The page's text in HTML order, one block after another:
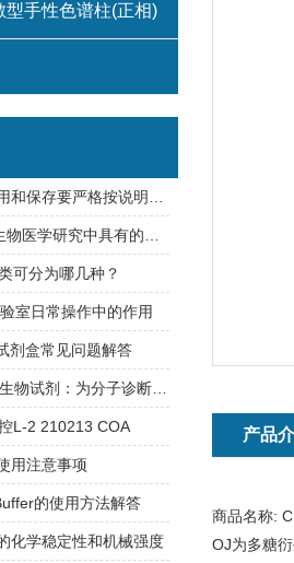
产品
商品名称:
OJ为多糖
型手性色谱柱(正相)
可分为哪几种？
室日常操作中的作用
剂盒常见问题解答
L-2 210213 COA
用注意事项
的使用方法解答
化学稳定性和机械强度